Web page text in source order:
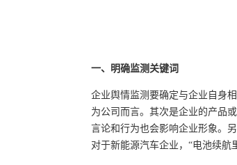
一、明确监测关键词
企业舆情监测要确定与企业自身
为公司而言。其次是企业的产品
言论和行为也会影响企业形象。
对于新能源汽车企业，“电池续航